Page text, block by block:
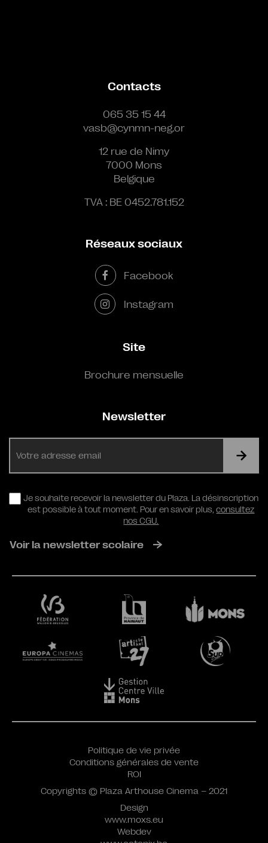
Contacts
065 35 15 44
vasb@cynmn-neg.or
12 rue de Nimy
7000 Mons
Belgique
TVA : BE 0452.781.152
Réseaux sociaux
Facebook
Instagram
Site
Brochure mensuelle
Newsletter
RGPD
Je souhaite recevoir la newsletter du Plaza. La désinscription
est possible à tout moment. Pour en savoir plus,consultez
nos CGU.
Voir la newsletter scolaire
Design
www.moxs.eu
Webdev
Politique de vie privée
Conditions générales de vente
ROI
Copyrights © Plaza Arthouse Cinema – 2021